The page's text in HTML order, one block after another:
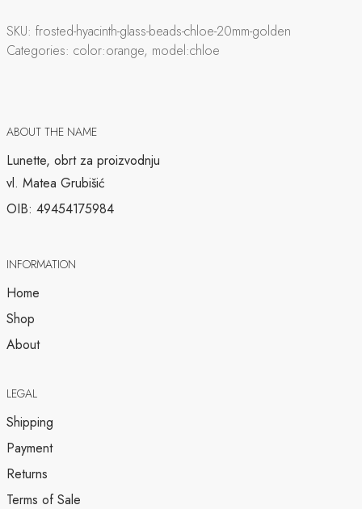
SKU: frosted-hyacinth-glass-beads-chloe-20mm-golden
Categories: color:orange, model:chloe
ABOUT THE NAME
Lunette, obrt za proizvodnju
vl. Matea Grubišić
OIB: 49454175984
INFORMATION
Home
Shop
About
LEGAL
Shipping
Payment
Returns
Terms of Sale